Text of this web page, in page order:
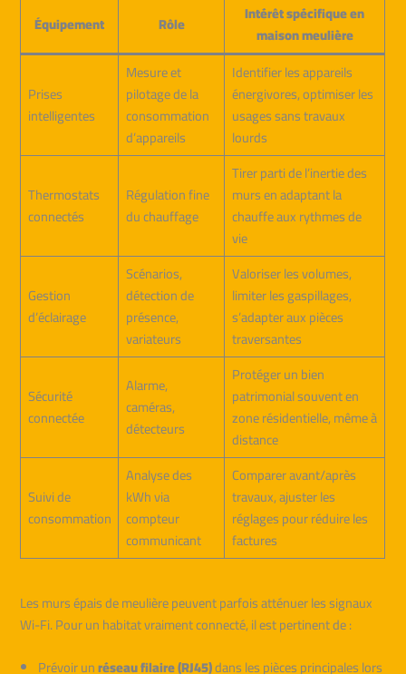
Équipement Rôle
Intérêt spécifique en
maison meulière
Prises
intelligentes
Mesure et
pilotage de la
consommation
d’appareils
Identifier les appareils
énergivores, optimiser les
usages sans travaux
lourds
Thermostats
connectés
Régulation fine
du chauffage
Tirer parti de l’inertie des
murs en adaptant la
chauffe aux rythmes de
vie
Gestion
d’éclairage
Scénarios,
détection de
présence,
variateurs
Valoriser les volumes,
limiter les gaspillages,
s’adapter aux pièces
traversantes
Sécurité
connectée
Alarme,
caméras,
détecteurs
Protéger un bien
patrimonial souvent en
zone résidentielle, même à
distance
Suivi de
consommation
Analyse des
kWh via
compteur
communicant
Comparer avant/après
travaux, ajuster les
réglages pour réduire les
factures
Les murs épais de meulière peuvent parfois atténuer les signaux
Wi-Fi. Pour un habitat vraiment connecté, il est pertinent de :
Prévoir unréseau filaire (RJ45)dans les pièces principales lors